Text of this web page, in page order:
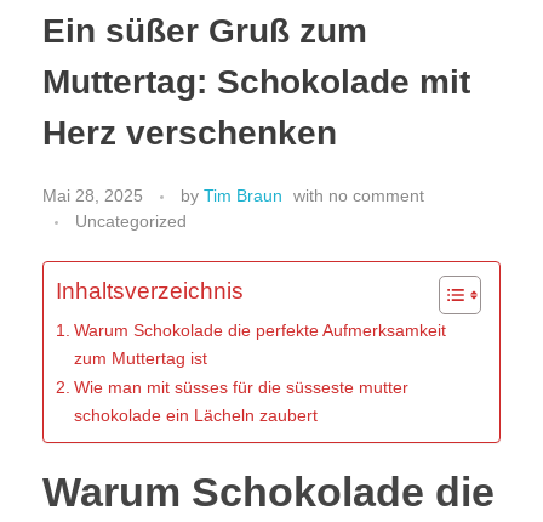
Ein süßer Gruß zum
Muttertag: Schokolade mit
Herz verschenken
Mai 28, 2025 by Tim Braun with no comment
Uncategorized
Inhaltsverzeichnis
Warum Schokolade die perfekte Aufmerksamkeit
zum Muttertag ist
Wie man mit süsses für die süsseste mutter
schokolade ein Lächeln zaubert
Warum Schokolade die